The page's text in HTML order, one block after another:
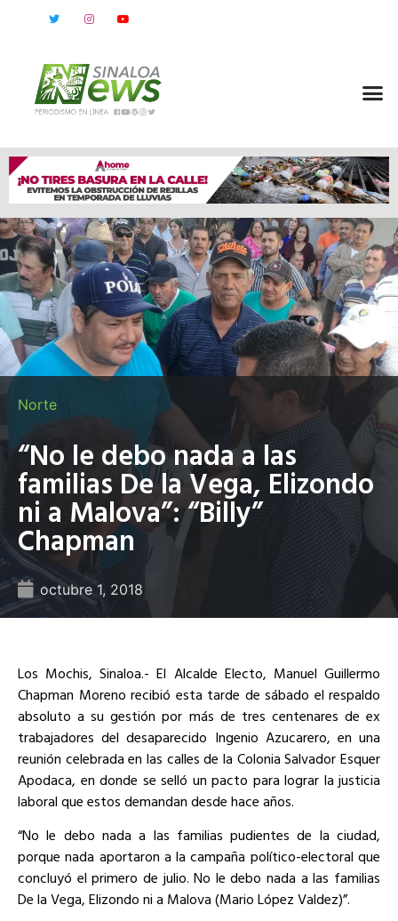
Norte
“No le debo nada a las
familias De la Vega, Elizondo
ni a Malova”: “Billy”
Chapman
octubre 1, 2018
Los Mochis, Sinaloa.- El Alcalde Electo, Manuel Guillermo
Chapman Moreno recibió esta tarde de sábado el respaldo
absoluto a su gestión por más de tres centenares de ex
trabajadores del desaparecido Ingenio Azucarero, en una
reunión celebrada en las calles de la Colonia Salvador Esquer
Apodaca, en donde se selló un pacto para lograr la justicia
laboral que estos demandan desde hace años.
“No le debo nada a las familias pudientes de la ciudad,
porque nada aportaron a la campaña político-electoral que
concluyó el primero de julio. No le debo nada a las familias
De la Vega, Elizondo ni a Malova (Mario López Valdez)”.